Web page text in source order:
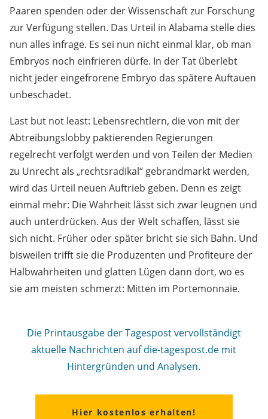
Paaren spenden oder der Wissenschaft zur Forschung
zur Verfügung stellen. Das Urteil in Alabama stelle dies
nun alles infrage. Es sei nun nicht einmal klar, ob man
Embryos noch einfrieren dürfe. In der Tat überlebt
nicht jeder eingefrorene Embryo das spätere Auftauen
unbeschadet.
Last but not least: Lebensrechtlern, die von mit der
Abtreibungslobby paktierenden Regierungen
regelrecht verfolgt werden und von Teilen der Medien
zu Unrecht als „rechtsradikal“ gebrandmarkt werden,
wird das Urteil neuen Auftrieb geben. Denn es zeigt
einmal mehr: Die Wahrheit lässt sich zwar leugnen und
auch unterdrücken. Aus der Welt schaffen, lässt sie
sich nicht. Früher oder später bricht sie sich Bahn. Und
bisweilen trifft sie die Produzenten und Profiteure der
Halbwahrheiten und glatten Lügen dann dort, wo es
sie am meisten schmerzt: Mitten im Portemonnaie.
Die Printausgabe der Tagespost vervollständigt
aktuelle Nachrichten auf die-tagespost.de mit
Hintergründen und Analysen.
Hier kostenlos erhalten!